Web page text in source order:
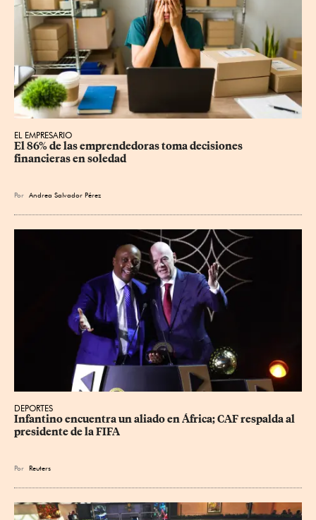
EL EMPRESARIO
El 86% de las emprendedoras toma decisiones
financieras en soledad
Por Andrea Salvador Pérez
DEPORTES
Infantino encuentra un aliado en África; CAF respalda al
presidente de la FIFA
Por Reuters